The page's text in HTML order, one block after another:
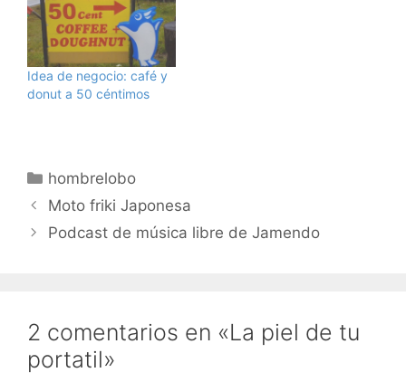
Idea de negocio: café y
donut a 50 céntimos
Categorías
hombrelobo
Moto friki Japonesa
Podcast de música libre de Jamendo
2 comentarios en «La piel de tu
portatil»